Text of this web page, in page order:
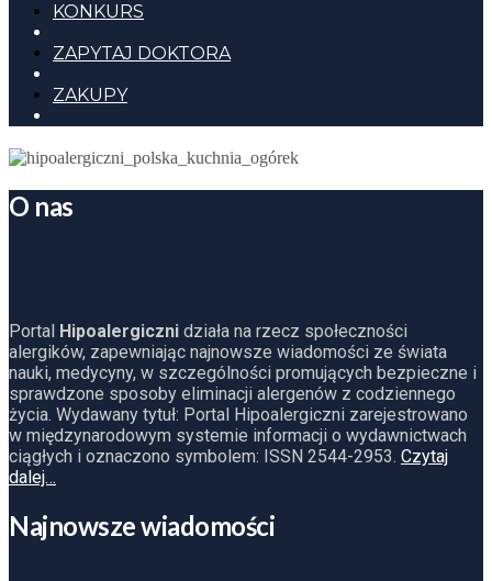
KONKURS
ZAPYTAJ DOKTORA
ZAKUPY
O nas
Portal Hipoalergiczni działa na rzecz społeczności
alergików, zapewniając najnowsze wiadomości ze świata
nauki, medycyny, w szczególności promujących bezpieczne i
sprawdzone sposoby eliminacji alergenów z codziennego
życia. Wydawany tytuł: Portal Hipoalergiczni zarejestrowano
w międzynarodowym systemie informacji o wydawnictwach
ciągłych i oznaczono symbolem: ISSN 2544-2953. Czytaj
dalej…
Najnowsze wiadomości